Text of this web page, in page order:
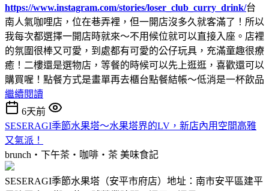
https://www.instagram.com/stories/loser_club_curry_drink/台
南人氣咖哩店，位在巷弄裡，但一開店沒多久就客滿了！所以
我每次都選擇一開店時就來～不用候位就可以直接入座。店裡
的氛圍很棒又可愛，到處都有可愛的公仔玩具，充滿童趣很療
癒！二樓還是選物店，等餐的時候可以先上逛逛，喜歡還可以
購買喔！點餐方式是畫單再去櫃台點餐結帳～低消是一杯飲品
繼續閱讀
6天前
SESERAGI季節水果塔～水果塔界的LV，新店內用空間高雅
又氣派！
brunch‧下午茶‧咖啡‧茶 美味食記
SESERAGI季節水果塔（安平市府店）地址：南市安平區建平